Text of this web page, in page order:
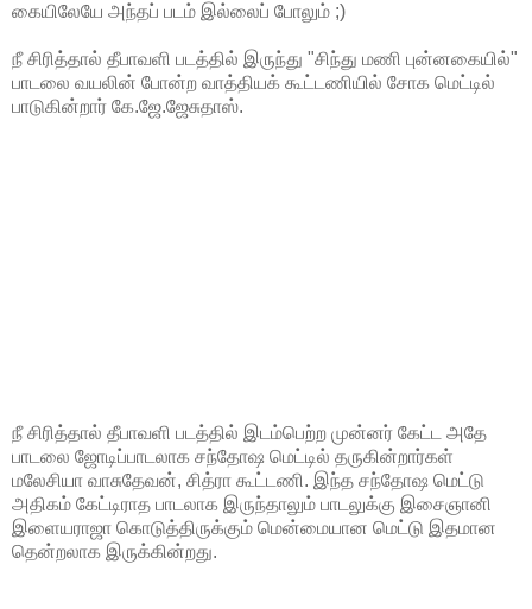
கையிலேயே அந்தப் படம் இல்லைப் போலும் ;)
நீ சிரித்தால் தீபாவளி படத்தில் இருந்து "சிந்து மணி புன்னகையில்"
பாடலை வயலின் போன்ற வாத்தியக் கூட்டணியில் சோக மெட்டில்
பாடுகின்றார் கே.ஜே.ஜேசுதாஸ்.
நீ சிரித்தால் தீபாவளி படத்தில் இடம்பெற்ற முன்னர் கேட்ட அதே
பாடலை ஜோடிப்பாடலாக சந்தோஷ மெட்டில் தருகின்றார்கள்
மலேசியா வாசுதேவன், சித்ரா கூட்டணி. இந்த சந்தோஷ மெட்டு
அதிகம் கேட்டிராத பாடலாக இருந்தாலும் பாடலுக்கு இசைஞானி
இளையராஜா கொடுத்திருக்கும் மென்மையான மெட்டு இதமான
தென்றலாக இருக்கின்றது.